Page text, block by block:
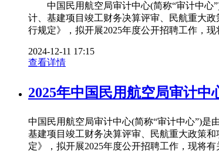
中国民用航空局审计中心(简称“审计中心”)
计、基建项目竣工财务决算评审、民航重大
行规定》，拟开展2025年度公开招聘工
2024-12-11 17:15
查看详情
2025年中国民用航空局审计
中国民用航空局审计中心(简称“审计中心”)是
基建项目竣工财务决算评审、民航重大政策
定》，拟开展2025年度公开招聘工作，现将